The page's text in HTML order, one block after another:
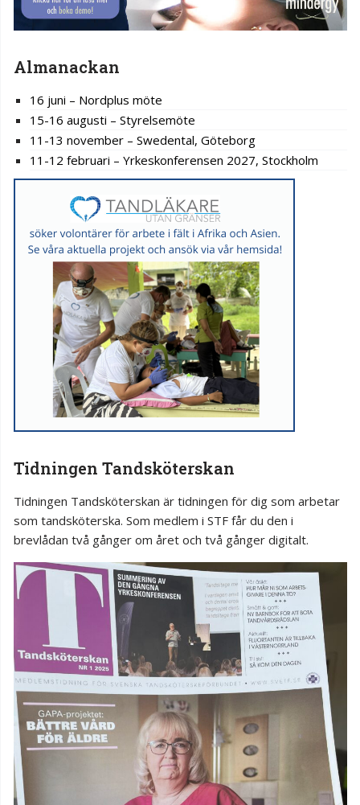
Almanackan
16 juni – Nordplus möte
15-16 augusti – Styrelsemöte
11-13 november – Swedental, Göteborg
11-12 februari – Yrkeskonferensen 2027, Stockholm
Tidningen Tandsköterskan
Tidningen Tandsköterskan är tidningen för dig som arbetar
som tandsköterska. Som medlem i STF får du den i
brevlådan två gånger om året och två gånger digitalt.